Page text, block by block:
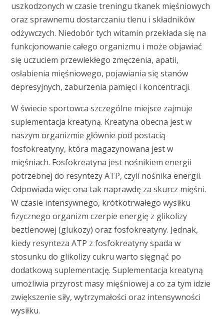
uszkodzonych w czasie treningu tkanek mięśniowych
oraz sprawnemu dostarczaniu tlenu i składników
odżywczych. Niedobór tych witamin przekłada się na
funkcjonowanie całego organizmu i może objawiać
się uczuciem przewlekłego zmęczenia, apatii,
osłabienia mięśniowego, pojawiania się stanów
depresyjnych, zaburzenia pamięci i koncentracji.
W świecie sportowca szczególne miejsce zajmuje
suplementacja kreatyną. Kreatyna obecna jest w
naszym organizmie głównie pod postacią
fosfokreatyny, która magazynowana jest w
mięśniach. Fosfokreatyna jest nośnikiem energii
potrzebnej do resyntezy ATP, czyli nośnika energii.
Odpowiada więc ona tak naprawdę za skurcz mięśni.
W czasie intensywnego, krótkotrwałego wysiłku
fizycznego organizm czerpie energię z glikolizy
beztlenowej (glukozy) oraz fosfokreatyny. Jednak,
kiedy resynteza ATP z fosfokreatyny spada w
stosunku do glikolizy cukru warto sięgnąć po
dodatkową suplementację. Suplementacja kreatyną
umożliwia przyrost masy mięśniowej a co za tym idzie
zwiększenie siły, wytrzymałości oraz intensywności
wysiłku.